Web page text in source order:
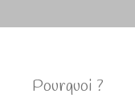
Pourquoi ?